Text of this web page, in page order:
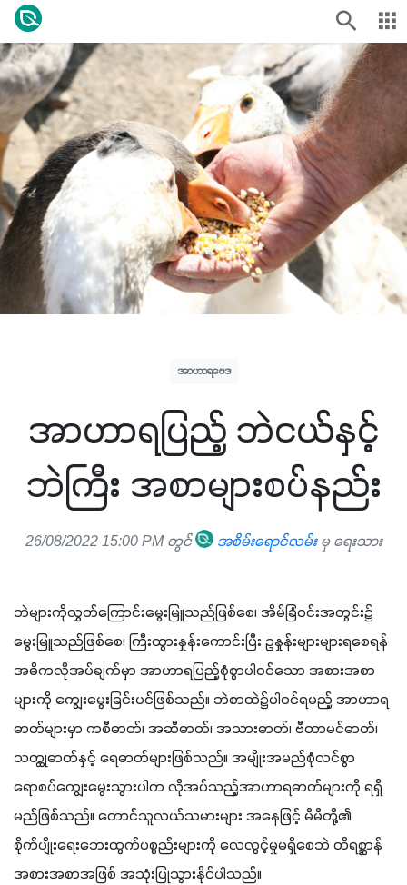
အာဟာရဗေဒ
အာဟာရပြည့် ဘဲငယ်နှင့်
ဘဲကြီး အစာများစပ်နည်း
26/08/2022 15:00 PM တွင် အစိမ်းရောင်လမ်းမှ ရေးသား
ဘဲများကိုလွှတ်ကြောင်းမွေးမြူသည်ဖြစ်စေ၊ အိမ်ခြံဝင်းအတွင်း၌
မွေးမြူသည်ဖြစ်စေ၊ ကြီးထွားနှုန်းကောင်းပြီး ဥနှုန်းများများရစေရန်
အဓိကလိုအပ်ချက်မှာ အာဟာရပြည့်စုံစွာပါဝင်သော အစားအစာ
များကို ကျွေးမွေးခြင်းပင်ဖြစ်သည်။ ဘဲစာထဲ၌ပါဝင်ရမည့် အာဟာရ
ဓာတ်များမှာ ကစီဓာတ်၊ အဆီဓာတ်၊ အသားဓာတ်၊ ဗီတာမင်ဓာတ်၊
သတ္ထုဓာတ်နှင့် ရေဓာတ်များဖြစ်သည်။ အမျိုးအမည်စုံလင်စွာ
ရောစပ်ကျွေးမွေးသွားပါက လိုအပ်သည့်အာဟာရဓာတ်များကို ရရှိ
မည်ဖြစ်သည်။ တောင်သူလယ်သမားများ အနေဖြင့် မိမိတို့၏
စိုက်ပျိုးရေးဘေးထွက်ပစ္စည်းများကို လေလွင့်မှုမရှိစေဘဲ တိရစ္ဆာန်
အစားအစာအဖြစ် အသုံးပြုသွားနိုင်ပါသည်။